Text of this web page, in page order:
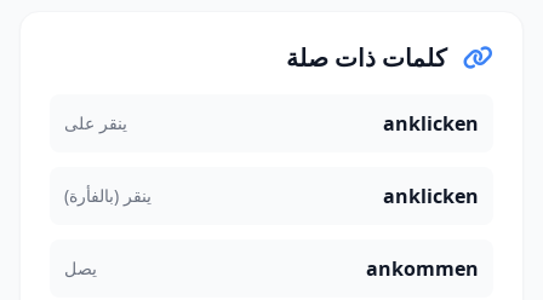
كلمات ذات صلة
anklicken ينقر على
anklicken ينقر (بالفأرة)
ankommen يصل